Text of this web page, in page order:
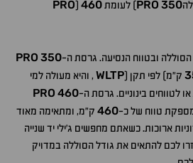
PRO 350 ) לעומת460
(
PRO
ובטווח הנסיעה. גרסת ה-350
PRO
ק"מ) לפי תקן (WLTP , והיא מעולה למי
לטווחים בינוניים. גרסת ה-460
PRO
טווח של כ-460 ק"מ, ומתאימה מאוד
ארוכות. כשאתם מחפשים ג'ילי יד שנייה
לכם להתאים את גודל הסוללה במדויק